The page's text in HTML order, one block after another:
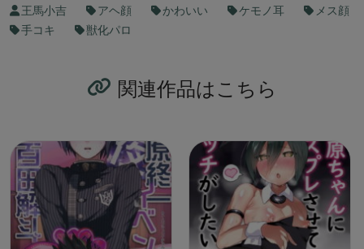
王馬小吉
アヘ顔 かわいい ケモノ耳
メス顔
手コキ
獣化パロ
関連作品はこちら